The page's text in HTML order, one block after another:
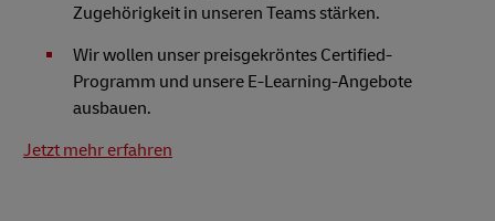
Zugehörigkeit in unseren Teams stärken.
Wir wollen unser preisgekröntes Certified-
Programm und unsere E-Learning-Angebote
ausbauen.
Jetzt mehr erfahren